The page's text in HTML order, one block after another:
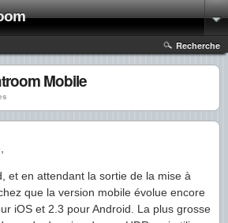
Recherche
Mobile
et en attendant la sortie de la mise à
que la version mobile évolue encore
iOS et 2.3 pour Android. La plus grosse